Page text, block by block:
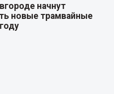
начнут
новые трамвайные